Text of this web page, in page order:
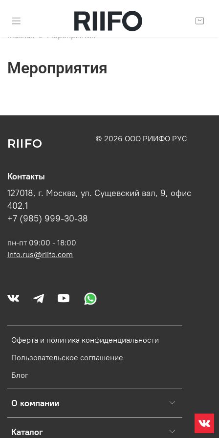
Главная Мероприятия
Мероприятия
RIIFO © 2026 ООО РИИФО РУС
Оферта и политика конфиденциальности
Пользовательское соглашение
Блог
О компании
Каталог
Контакты
127018, г. Москва, ул. Сущевский вал, 9, офис
402.1
+7 (985) 999-30-38
пн-пт 09:00 - 18:00
info.rus@riifo.com